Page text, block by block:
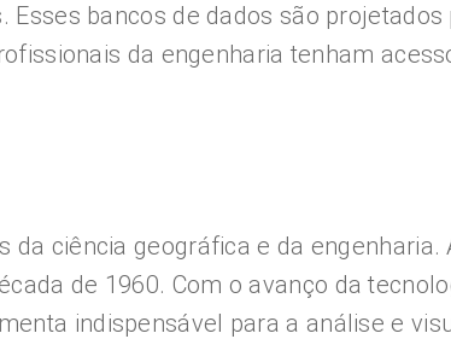
bancos de dados são
da engenharia tenham
ciência geográfica e da
de 1960. Com o avanço da
indispensável para a análise e